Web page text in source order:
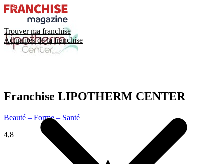
Trouver ma franchise
Actualités de la franchise
Franchise LIPOTHERM CENTER
Beauté – Forme – Santé
4,8